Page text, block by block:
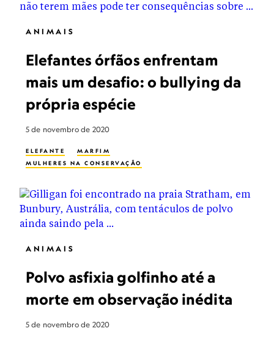
ANIMAIS
Elefantes órfãos enfrentam
mais um desafio: o bullying da
própria espécie
5 de novembro de 2020
ELEFANTE
MARFIM
MULHERES NA CONSERVAÇÃO
ANIMAIS
Polvo asfixia golfinho até a
morte em observação inédita
5 de novembro de 2020